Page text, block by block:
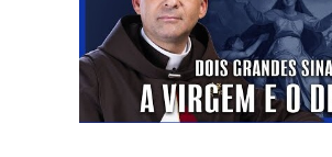
ARAUTOS JOINVILLE
CURSOS ON-LINE